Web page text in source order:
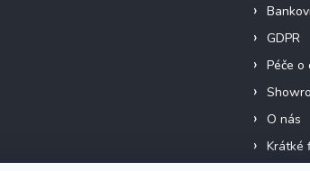
GDPR
Péče o
O nás
Krátké